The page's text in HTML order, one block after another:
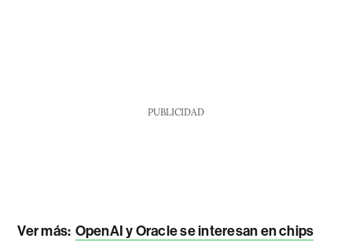
PUBLICIDAD
Ver más: OpenAI y Oracle se interesan ​​en chips